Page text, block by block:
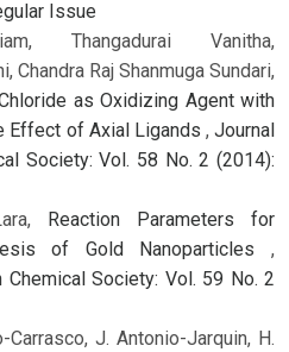
Issue
Thangadurai Vanitha,
Chandra Raj Shanmuga Sundari,
as Oxidizing Agent with
Effect of Axial Ligands , Journal
Society: Vol. 58 No. 2 (2014):
Reaction Parameters for
of Gold Nanoparticles ,
Society: Vol. 59 No. 2
Carrasco, J. Antonio-Jarquin, H.